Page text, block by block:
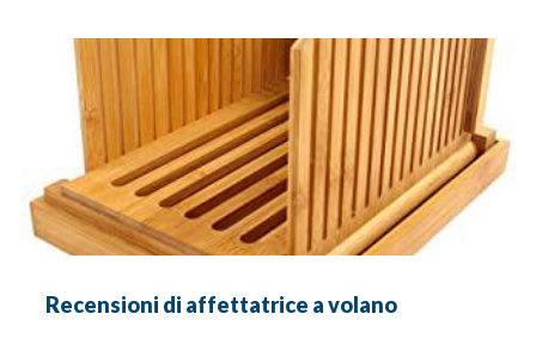
Recensioni di affettatrice a volano